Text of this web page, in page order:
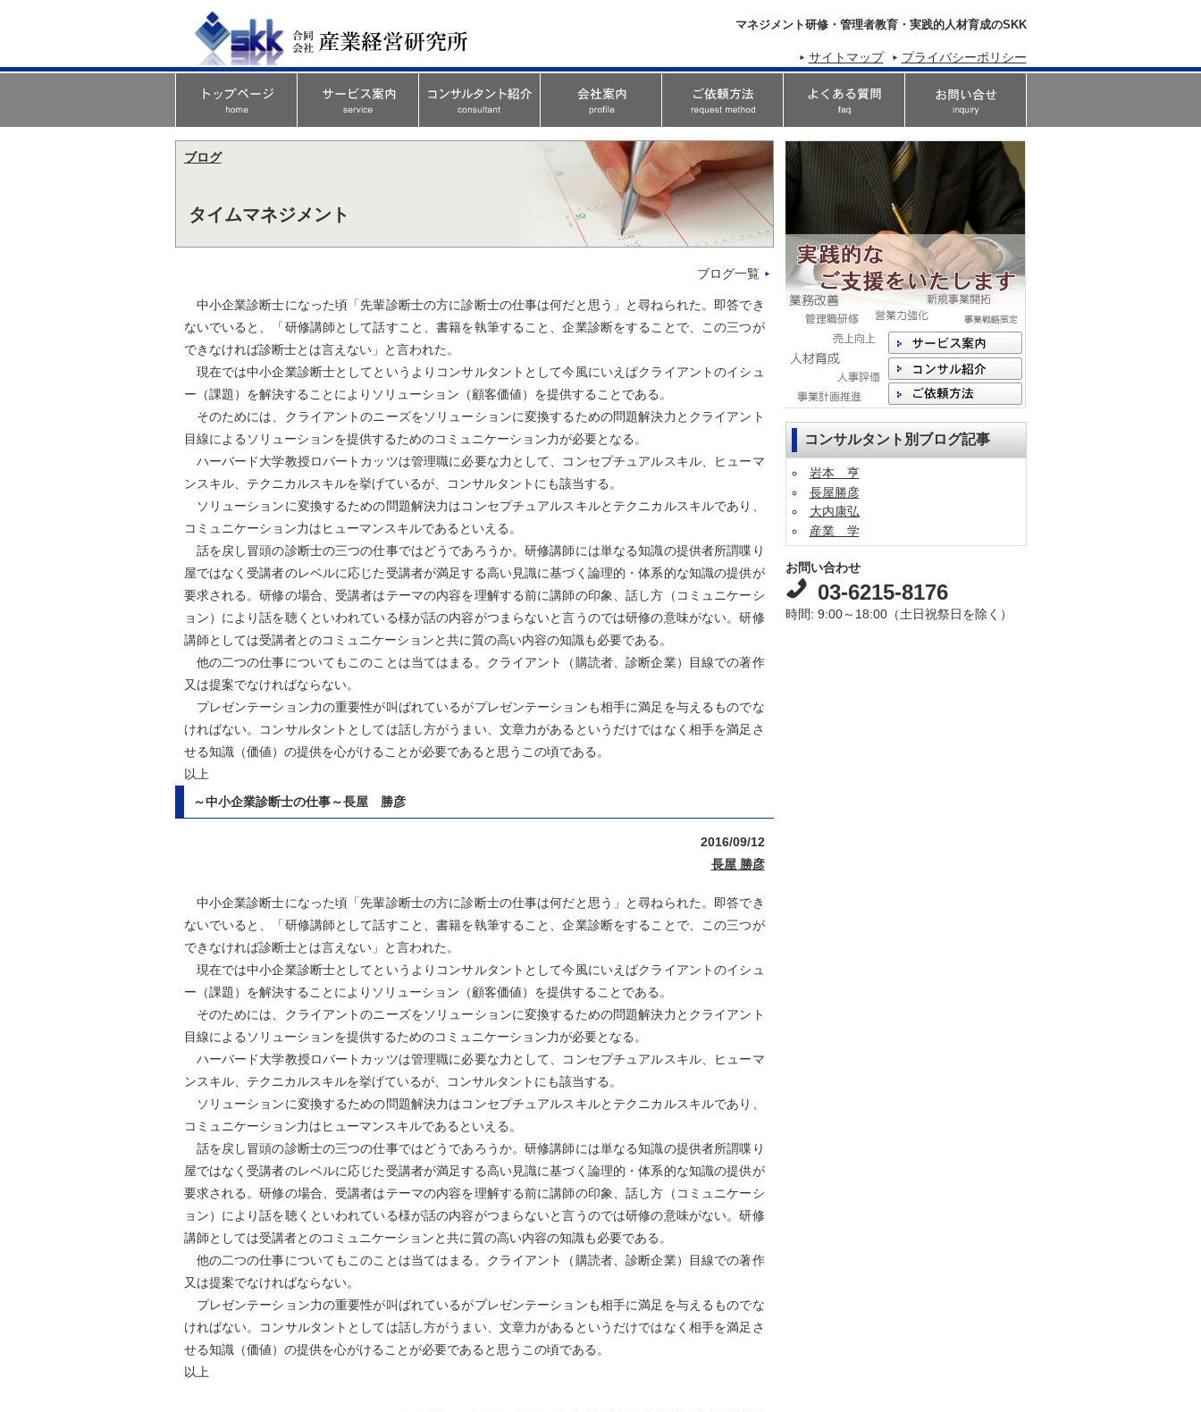
マネジメント研修・管理者教育・実践的人材育成のSKK
サイトマップ プライバシーポリシー
ブログ
タイムマネジメント
ブログ一覧
中小企業診断士になった頃「先輩診断士の方に診断士の仕事は何だと思う」と尋ねられた。即答でき
ないでいると、「研修講師として話すこと、書籍を執筆すること、企業診断をすることで、この三つが
できなければ診断士とは言えない」と言われた。
現在では中小企業診断士としてというよりコンサルタントとして今風にいえばクライアントのイシュ
ー（課題）を解決することによりソリューション（顧客価値）を提供することである。
そのためには、クライアントのニーズをソリューションに変換するための問題解決力とクライアント
目線によるソリューションを提供するためのコミュニケーション力が必要となる。
ハーバード大学教授ロバートカッツは管理職に必要な力として、コンセプチュアルスキル、ヒューマ
ンスキル、テクニカルスキルを挙げているが、コンサルタントにも該当する。
ソリューションに変換するための問題解決力はコンセプチュアルスキルとテクニカルスキルであり、
コミュニケーション力はヒューマンスキルであるといえる。
話を戻し冒頭の診断士の三つの仕事ではどうであろうか。研修講師には単なる知識の提供者所謂喋り
屋ではなく受講者のレベルに応じた受講者が満足する高い見識に基づく論理的・体系的な知識の提供が
要求される。研修の場合、受講者はテーマの内容を理解する前に講師の印象、話し方（コミュニケーシ
ョン）により話を聴くといわれている様が話の内容がつまらないと言うのでは研修の意味がない。研修
講師としては受講者とのコミュニケーションと共に質の高い内容の知識も必要である。
他の二つの仕事についてもこのことは当てはまる。クライアント（購読者、診断企業）目線での著作
又は提案でなければならない。
プレゼンテーション力の重要性が叫ばれているがプレゼンテーションも相手に満足を与えるものでな
ければない。コンサルタントとしては話し方がうまい、文章力があるというだけではなく相手を満足さ
せる知識（価値）の提供を心がけることが必要であると思うこの頃である。
以上
～中小企業診断士の仕事～長屋 勝彦
2016/09/12
長屋 勝彦
中小企業診断士になった頃「先輩診断士の方に診断士の仕事は何だと思う」と尋ねられた。即答でき
ないでいると、「研修講師として話すこと、書籍を執筆すること、企業診断をすることで、この三つが
できなければ診断士とは言えない」と言われた。
現在では中小企業診断士としてというよりコンサルタントとして今風にいえばクライアントのイシュ
ー（課題）を解決することによりソリューション（顧客価値）を提供することである。
そのためには、クライアントのニーズをソリューションに変換するための問題解決力とクライアント
目線によるソリューションを提供するためのコミュニケーション力が必要となる。
ハーバード大学教授ロバートカッツは管理職に必要な力として、コンセプチュアルスキル、ヒューマ
ンスキル、テクニカルスキルを挙げているが、コンサルタントにも該当する。
ソリューションに変換するための問題解決力はコンセプチュアルスキルとテクニカルスキルであり、
コミュニケーション力はヒューマンスキルであるといえる。
話を戻し冒頭の診断士の三つの仕事ではどうであろうか。研修講師には単なる知識の提供者所謂喋り
屋ではなく受講者のレベルに応じた受講者が満足する高い見識に基づく論理的・体系的な知識の提供が
要求される。研修の場合、受講者はテーマの内容を理解する前に講師の印象、話し方（コミュニケーシ
ョン）により話を聴くといわれている様が話の内容がつまらないと言うのでは研修の意味がない。研修
講師としては受講者とのコミュニケーションと共に質の高い内容の知識も必要である。
他の二つの仕事についてもこのことは当てはまる。クライアント（購読者、診断企業）目線での著作
又は提案でなければならない。
プレゼンテーション力の重要性が叫ばれているがプレゼンテーションも相手に満足を与えるものでな
ければない。コンサルタントとしては話し方がうまい、文章力があるというだけではなく相手を満足さ
せる知識（価値）の提供を心がけることが必要であると思うこの頃である。
以上
コンサルタント別ブログ記事
岩本 亨
長屋勝彦
大内康弘
産業 学
お問い合わせ
03-6215-8176
時間: 9:00～18:00（土日祝祭日を除く）